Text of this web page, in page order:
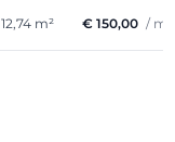
12,74 m² € 150,00 /